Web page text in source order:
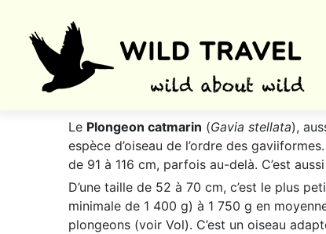
Le Plongeon catmarin (Gavia stellata),
espèce d’oiseau de l’ordre des
de 91 à 116 cm, parfois au-delà. C’est
D’une taille de 52 à 70 cm, c’est le plus
minimale de 1 400 g) à 1 750 g en
plongeons (voir Vol). C’est un oiseau